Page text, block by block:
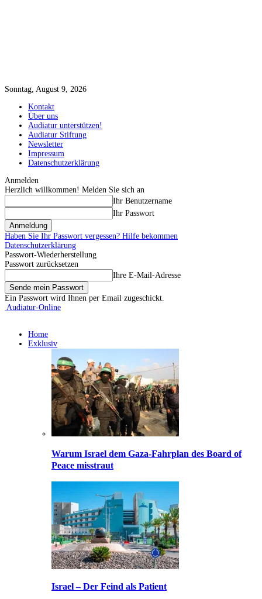
Sonntag, August 9, 2026
Kontakt
Über uns
Audiatur unterstützen!
Audiatur Stiftung
Newsletter
Impressum
Datenschutzerklärung
Anmelden
Herzlich willkommen! Melden Sie sich an
Ihr Benutzername
Ihr Passwort
Haben Sie Ihr Passwort vergessen? Hilfe bekommen
Datenschutzerklärung
Passwort-Wiederherstellung
Passwort zurücksetzen
Ihre E-Mail-Adresse
Ein Passwort wird Ihnen per Email zugeschickt.
Audiatur-Online
Home
Exklusiv
Warum Israel dem Gaza-Fahrplan des Board of
Peace misstraut
Israel – Der Feind als Patient